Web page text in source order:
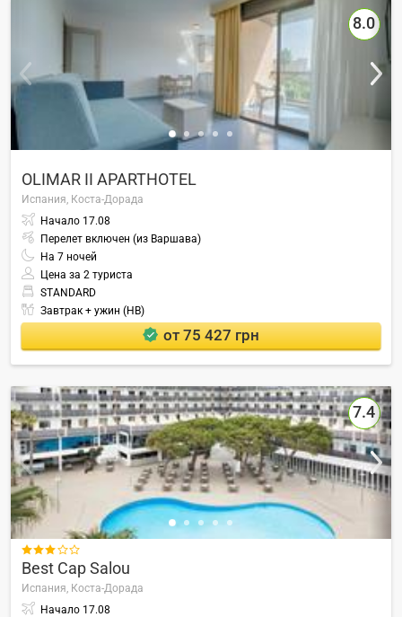
8.0
OLIMAR II APARTHOTEL
Испания, Коста-Дорада
Начало 17.08
Перелет включен (из Варшава)
На 7 ночей
Цена за 2 туриста
STANDARD
Завтрак + ужин (HB)
от 75 427 грн
7.4

Best Cap Salou
Испания, Коста-Дорада
Начало 17.08